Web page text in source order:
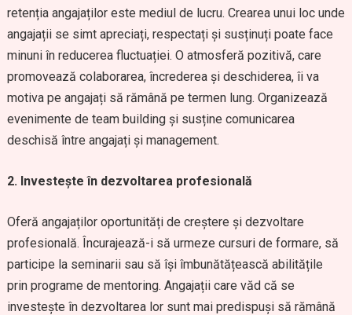
retenția angajaților este mediul de lucru. Crearea unui loc unde
angajații se simt apreciați, respectați și susținuți poate face
minuni în reducerea fluctuației. O atmosferă pozitivă, care
promovează colaborarea, încrederea și deschiderea, îi va
motiva pe angajați să rămână pe termen lung. Organizează
evenimente de team building și susține comunicarea
deschisă între angajați și management.
2. Investește în dezvoltarea profesională
Oferă angajaților oportunități de creștere și dezvoltare
profesională. Încurajează-i să urmeze cursuri de formare, să
participe la seminarii sau să își îmbunătățească abilitățile
prin programe de mentoring. Angajații care văd că se
investește în dezvoltarea lor sunt mai predispuși să rămână